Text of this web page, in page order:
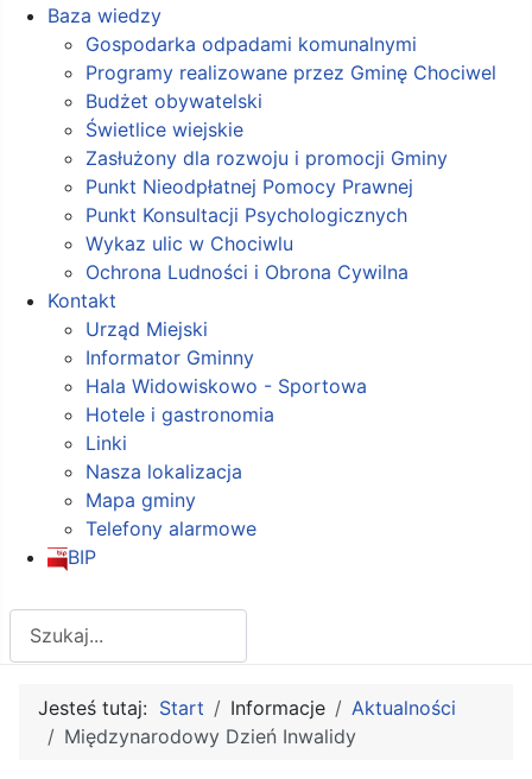
Baza wiedzy
Gospodarka odpadami komunalnymi
Programy realizowane przez Gminę Chociwel
Budżet obywatelski
Świetlice wiejskie
Zasłużony dla rozwoju i promocji Gminy
Punkt Nieodpłatnej Pomocy Prawnej
Punkt Konsultacji Psychologicznych
Wykaz ulic w Chociwlu
Ochrona Ludności i Obrona Cywilna
Kontakt
Urząd Miejski
Informator Gminny
Hala Widowiskowo - Sportowa
Hotele i gastronomia
Linki
Nasza lokalizacja
Mapa gminy
Telefony alarmowe
BIP
Jesteś tutaj: Start Informacje
Aktualności
Międzynarodowy Dzień Inwalidy